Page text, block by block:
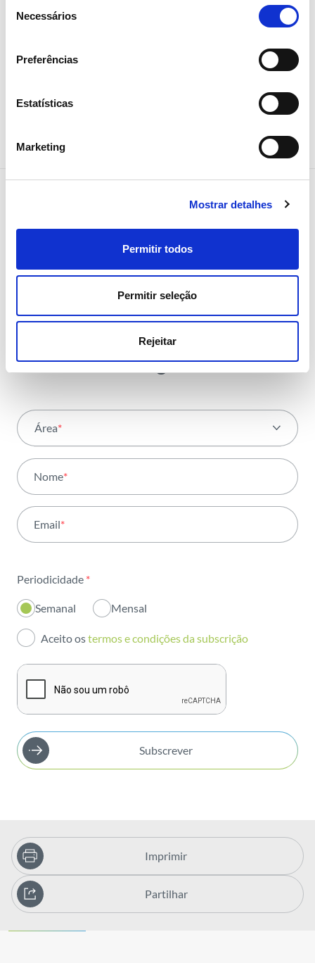
Necessários
Preferências
Estatísticas
Marketing
Mostrar detalhes
Permitir todos
Permitir seleção
Rejeitar
Receba todos os detalhes da
operação,
tendências e notícias que
com toda a energia
Área*
Atividade
Institucional
Inovação
Investidores
Publicações
Nome*
Email*
Periodicidade *
Semanal Mensal
Aceito ostermos e condições da subscrição
Subscrever
Imprimir
Partilhar